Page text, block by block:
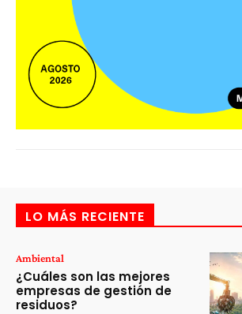
LO MÁS RECIENTE
Ambiental
¿Cuáles son las mejores
empresas de gestión de
residuos?